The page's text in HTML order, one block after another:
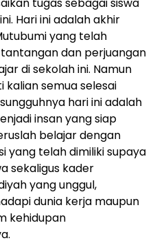
Hari ini adalah akhir
yang telah
dan perjuangan
di sekolah ini. Namun
semua selesai
hari ini adalah
insan yang siap
belajar dengan
yang telah dimiliki supaya
sekaligus kader
yang unggul,
dunia kerja maupun
kehidupan